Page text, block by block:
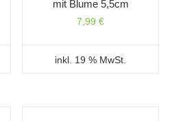
mit Blume 5,5cm
7,99€
inkl. 19 % MwSt.